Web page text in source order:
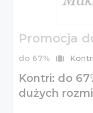
Promocja
do 67% Kontri
Kontri: do
dużych